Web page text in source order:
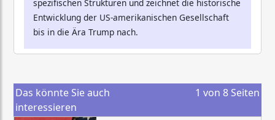
spezifischen Strukturen und zeichnet die historische
Entwicklung der US-amerikanischen Gesellschaft
bis in die Ära Trump nach.
Das könnte Sie auch
interessieren
1 von 8 Seiten